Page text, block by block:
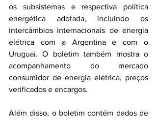
os subsistemas e respectiva política
energética adotada, incluindo os
intercâmbios internacionais de energia
elétrica com a Argentina e com o
Uruguai. O boletim também mostra o
acompanhamento do mercado
consumidor de energia elétrica, preços
verificados e encargos.
Além disso, o boletim contém dados de